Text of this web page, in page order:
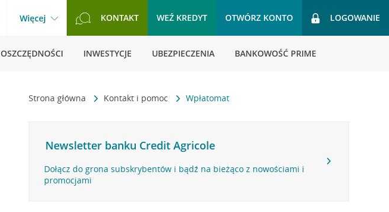
Więcej KONTAKT WEŹ KREDYT OTWÓRZ KONTO LOGOWANIE
OSZCZĘDNOŚCI INWESTYCJE UBEZPIECZENIA BANKOWOŚĆ PRIME
Strona główna Kontakt i pomoc Wpłatomat
Newsletter banku Credit Agricole
Dołącz do grona subskrybentów i bądź na bieżąco z nowościami i
promocjami